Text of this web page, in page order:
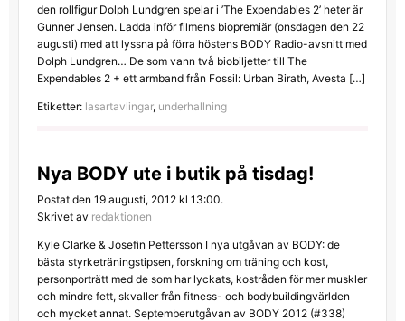
den rollfigur Dolph Lundgren spelar i ’The Expendables 2’ heter är
Gunner Jensen. Ladda inför filmens biopremiär (onsdagen den 22
augusti) med att lyssna på förra höstens BODY Radio-avsnitt med
Dolph Lundgren… De som vann två biobiljetter till The
Expendables 2 + ett armband från Fossil: Urban Birath, Avesta […]
Etiketter: lasartavlingar, underhallning
Nya BODY ute i butik på tisdag!
Postat den 19 augusti, 2012 kl 13:00.
Skrivet av redaktionen
Kyle Clarke & Josefin Pettersson I nya utgåvan av BODY: de
bästa styrketräningstipsen, forskning om träning och kost,
personporträtt med de som har lyckats, kostråden för mer muskler
och mindre fett, skvaller från fitness- och bodybuildingvärlden
och mycket annat. Septemberutgåvan av BODY 2012 (#338)